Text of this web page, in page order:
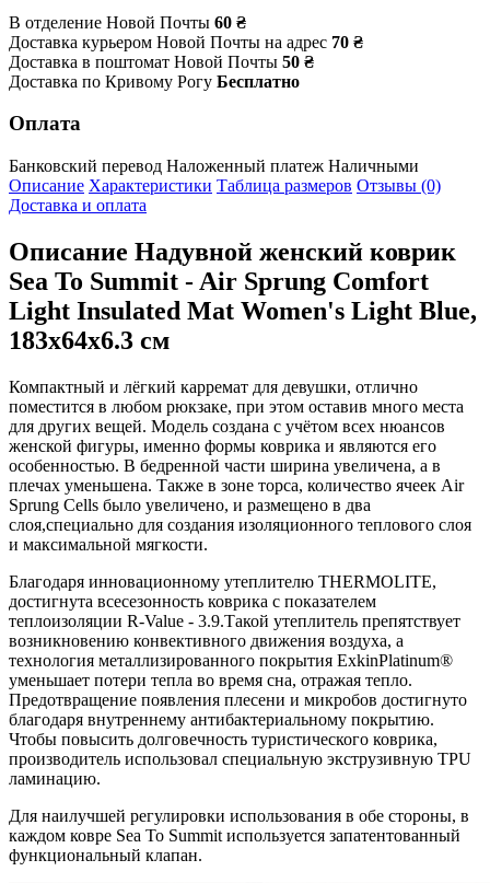
В отделение Новой Почты 60 ₴
Доставка курьером Новой Почты на адрес 70 ₴
Доставка в поштомат Новой Почты 50 ₴
Доставка по Кривому Рогу Бесплатно
Оплата
Банковский перевод Наложенный платеж Наличными
Описание Характеристики Таблица размеров Отзывы (0)
Доставка и оплата
Описание Надувной женский коврик
Sea To Summit - Air Sprung Comfort
Light Insulated Mat Women's Light Blue,
183x64x6.3 см
Компактный и лёгкий карремат для девушки, отлично
поместится в любом рюкзаке, при этом оставив много места
для других вещей. Модель создана с учётом всех нюансов
женской фигуры, именно формы коврика и являются его
особенностью. В бедренной части ширина увеличена, а в
плечах уменьшена. Также в зоне торса, количество ячеек Air
Sprung Cells было увеличено, и размещено в два
слоя,специально для создания изоляционного теплового слоя
и максимальной мягкости.
Благодаря инновационному утеплителю THERMOLITE,
достигнута всесезонность коврика с показателем
теплоизоляции R-Value - 3.9.Такой утеплитель препятствует
возникновению конвективного движения воздуха, а
технология металлизированного покрытия ExkinPlatinum®
уменьшает потери тепла во время сна, отражая тепло.
Предотвращение появления плесени и микробов достигнуто
благодаря внутреннему антибактериальному покрытию.
Чтобы повысить долговечность туристического коврика,
производитель использовал специальную экструзивную TPU
ламинацию.
Для наилучшей регулировки использования в обе стороны, в
каждом ковре Sea To Summit используется запатентованный
функциональный клапан.